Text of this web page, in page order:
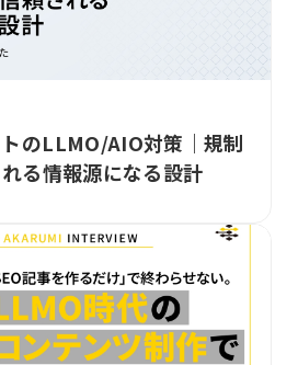
のLLMO/AIO対策｜規制
る情報源になる設計